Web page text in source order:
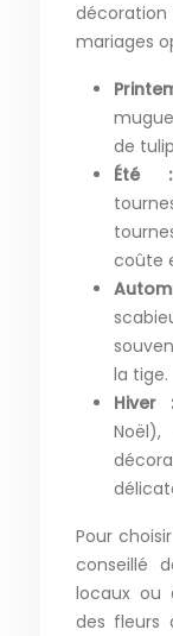
décoration
mariages
de
coûte
la tige.
Pour
conseillé
locaux ou
des fleurs